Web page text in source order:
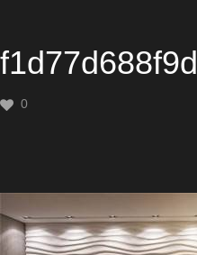
f1d77d688f9d
0